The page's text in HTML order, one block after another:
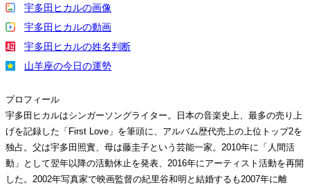
宇多田ヒカルの画像
宇多田ヒカルの動画
宇多田ヒカルの姓名判断
山羊座の今日の運勢
プロフィール
宇多田ヒカルはシンガーソングライター。日本の音楽史上、最多の売り上
げを記録した「First Love」を筆頭に、アルバム歴代売上の上位トップ2を
独占。父は宇多田照實、母は藤圭子という芸能一家。2010年に「人間活
動」として翌年以降の活動休止を発表、2016年にアーティスト活動を再開
した。2002年写真家で映画監督の紀里谷和明と結婚するも2007年に離